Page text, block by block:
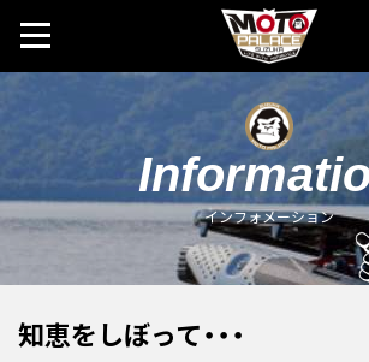
インフォメーション
知恵をしぼって・・・